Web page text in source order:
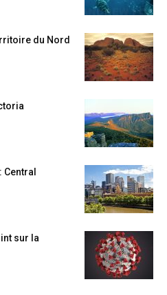
du Nord
sur la